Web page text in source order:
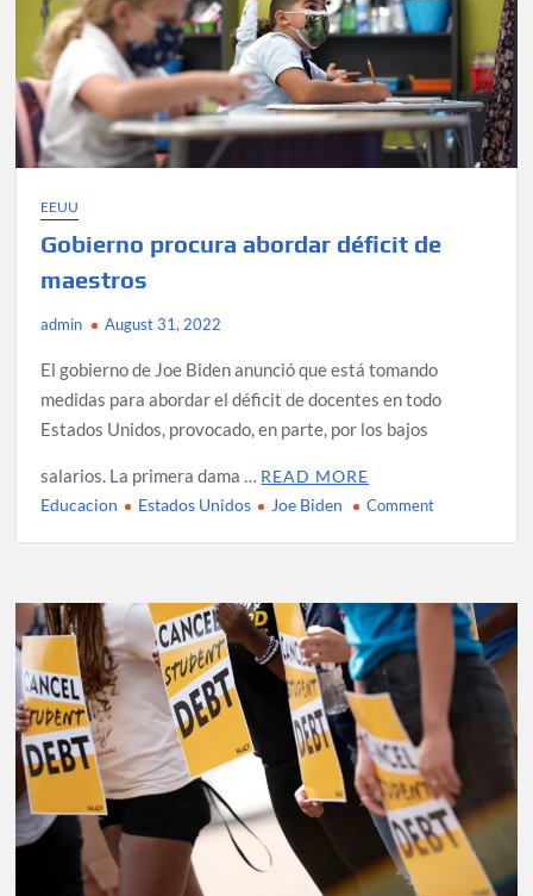
préstamos
estudiantiles
de
Biden
EEUU
Gobierno procura abordar déficit de
maestros
admin August 31, 2022
El gobierno de Joe Biden anunció que está tomando
medidas para abordar el déficit de docentes en todo
Estados Unidos, provocado, en parte, por los bajos
salarios. La primera dama … READ MORE
Educacion
Estados Unidos Joe Biden Commenton
déficit
maestros